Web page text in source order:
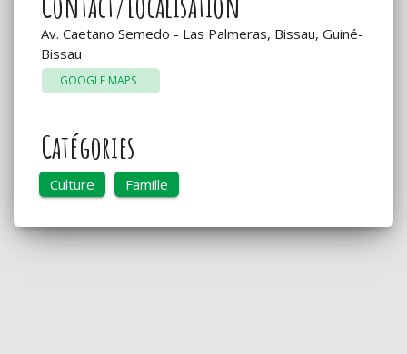
Av. Caetano Semedo - Las Palmeras, Bissau, Guiné-
Bissau
GOOGLE MAPS
Catégories
Culture Famille